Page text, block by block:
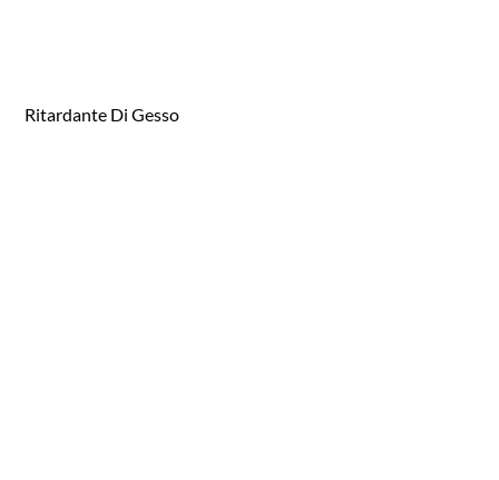
Ritardante Di Gesso